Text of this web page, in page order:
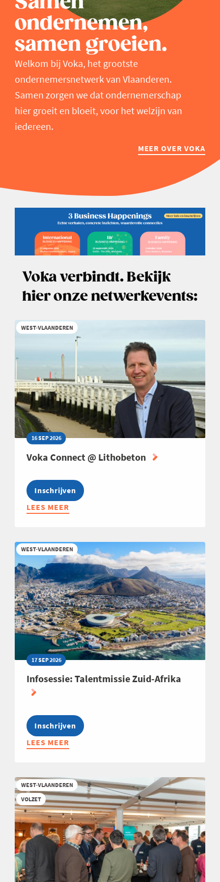
ondernemen,
samen groeien.
Welkom bij Voka, het grootste
ondernemersnetwerk van Vlaanderen.
Samen zorgen we dat ondernemerschap
hier groeit en bloeit, voor het welzijn van
iedereen.
MEER OVER VOKA
Voka verbindt. Bekijk
hier onze netwerkevents:
WEST-VLAANDEREN
16 SEP 2026
Voka Connect @ Lithobeton
Inschrijven
LEES MEER
ABOUT
@
LITHOBETON
WEST-VLAANDEREN
17 SEP 2026
Infosessie: Talentmissie Zuid-Afrika
Inschrijven
LEES MEER
ABOUT
ZUID-
AFRIKA
WEST-VLAANDEREN
VOLZET